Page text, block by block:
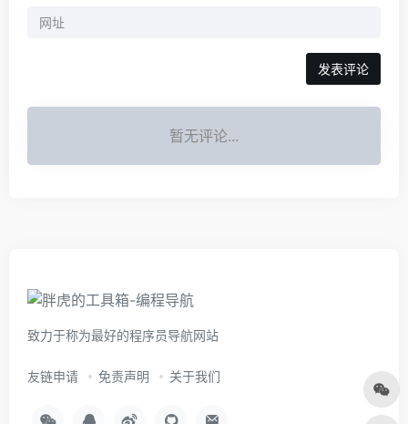
暂无评论...
致力于称为最好的程序员导航网站
友链申请 免责声明 关于我们